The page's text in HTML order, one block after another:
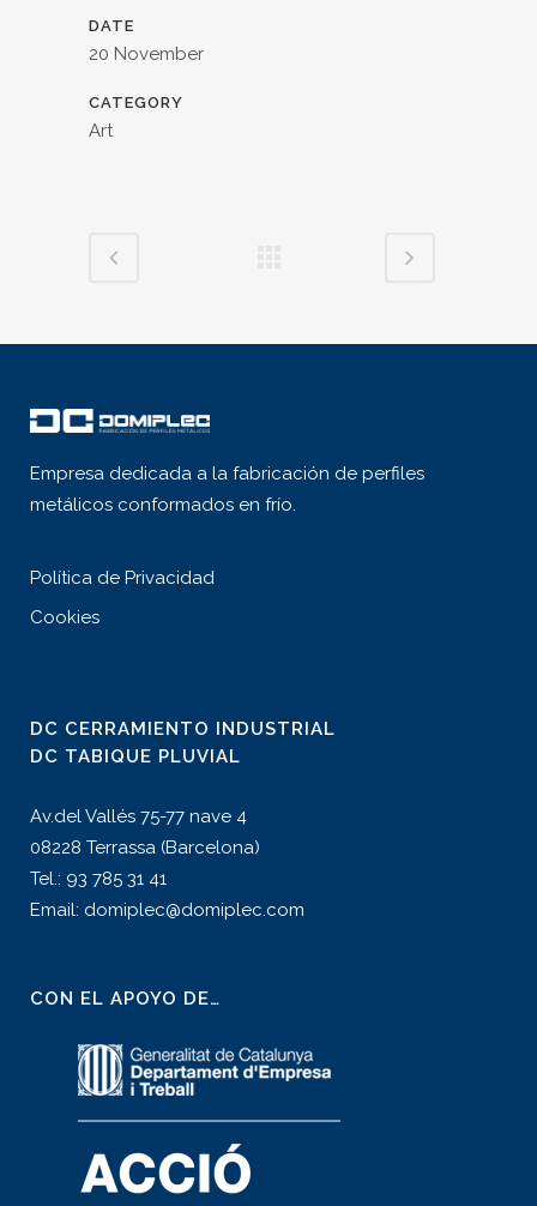
DATE
20 November
CATEGORY
Art
Empresa dedicada a la fabricación de perfiles
metálicos conformados en frío.
Política de Privacidad
Cookies
DC CERRAMIENTO INDUSTRIAL
DC TABIQUE PLUVIAL
Av.del Vallés 75-77 nave 4
08228 Terrassa (Barcelona)
Tel.: 93 785 31 41
Email: domiplec@domiplec.com
CON EL APOYO DE…